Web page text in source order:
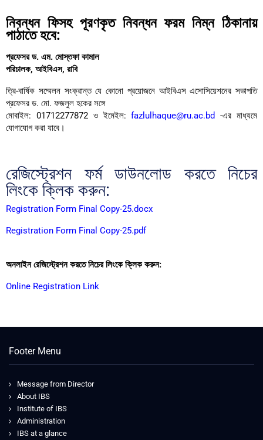
নিবন্ধন ফিসহ পূরণকৃত নিবন্ধন ফরম নিম্ন ঠিকানায়
পাঠাতে হবে:
প্রফেসর ড. এম. মোস্তফা কামাল
পরিচালক, আইবিএস, রাবি
ত্রি-বার্ষিক সম্মেলন সংক্রান্ত যে কোনো প্রয়োজনে আইবিএস এসোসিয়েশনের সভাপতি
প্রফেসর ড. মো. ফজলুল হকের সঙ্গে
মোবাইল: 01712277872 ও ইমেইল:fazlulhaque@ru.ac.bd-এর মাধ্যমে
যোগাযোগ করা যাবে।
রেজিস্ট্রেশন ফর্ম ডাউনলোড করতে নিচের
লিংকে ক্লিক করুন:
Registration Form Final Copy-25.docx
Registration Form Final Copy-25.pdf
অনলাইন রেজিস্ট্রেশন করতে নিচের লিংকে ক্লিক করুন:
Online Registration Link
Footer Menu
Message from Director
About IBS
Institute of IBS
Administration
IBS at a glance